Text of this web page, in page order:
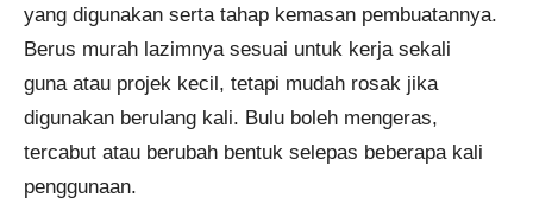
yang digunakan serta tahap kemasan pembuatannya.
Berus murah lazimnya sesuai untuk kerja sekali
guna atau projek kecil, tetapi mudah rosak jika
digunakan berulang kali. Bulu boleh mengeras,
tercabut atau berubah bentuk selepas beberapa kali
penggunaan.